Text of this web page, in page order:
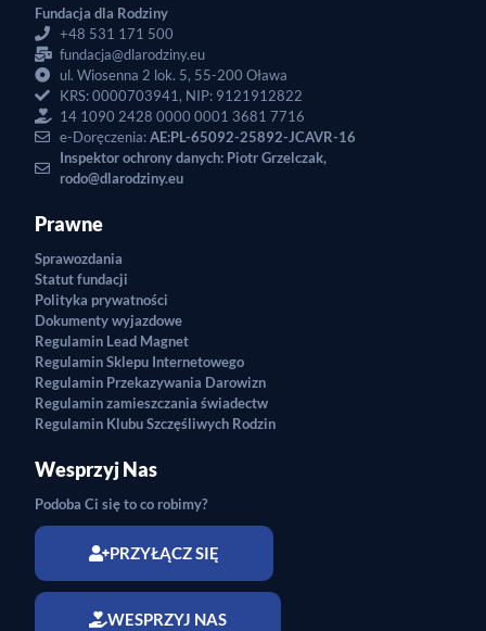
Fundacja dla Rodziny
+48 531 171 500
fundacja@dlarodziny.eu
ul. Wiosenna 2 lok. 5, 55-200 Oława
KRS: 0000703941, NIP: 9121912822
14 1090 2428 0000 0001 3681 7716
e-Doręczenia:AE:PL-65092-25892-JCAVR-16
Inspektor ochrony danych: Piotr Grzelczak,
rodo@dlarodziny.eu
Prawne
Sprawozdania
Statut fundacji
Polityka prywatności
Dokumenty wyjazdowe
Regulamin Lead Magnet
Regulamin Sklepu Internetowego
Regulamin Przekazywania Darowizn
Regulamin zamieszczania świadectw
Regulamin Klubu Szczęśliwych Rodzin
Wesprzyj Nas
Podoba Ci się to co robimy?
PRZYŁĄCZ SIĘ
WESPRZYJ NAS